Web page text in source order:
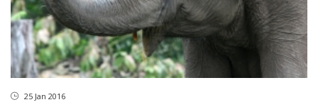
25 Jan 2016